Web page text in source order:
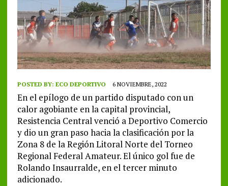
POSTED BY: ECO DEPORTIVO 6 NOVIEMBRE, 2022
En el epílogo de un partido disputado con un
calor agobiante en la capital provincial,
Resistencia Central venció a Deportivo Comercio
y dio un gran paso hacia la clasificación por la
Zona 8 de la Región Litoral Norte del Torneo
Regional Federal Amateur. El único gol fue de
Rolando Insaurralde, en el tercer minuto
adicionado.